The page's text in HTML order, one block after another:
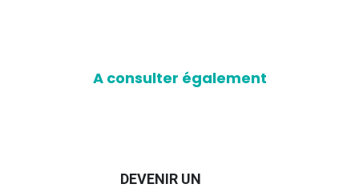
A consulter également
DEVENIR UN